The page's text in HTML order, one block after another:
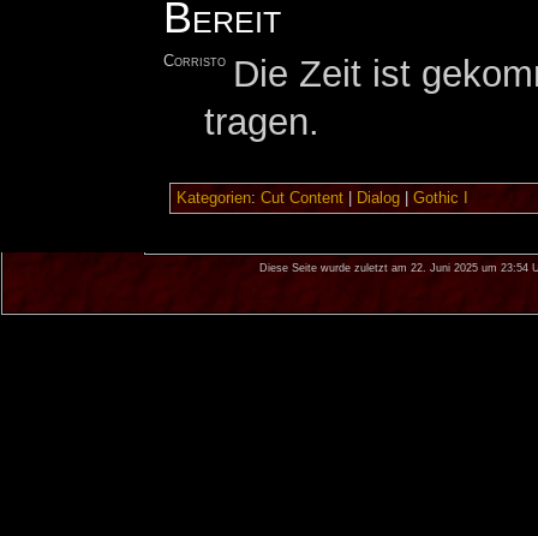
Bereit
Corristo Die Zeit ist
tragen.
Kategorien: Cut Content| Dialog| Gothic I
Diese Seite wurde zuletzt am 22. Juni 2025 um 23:54